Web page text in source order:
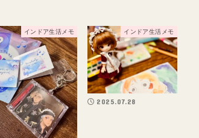
インドア生活メモ インドア生活メモ
2025.07.28